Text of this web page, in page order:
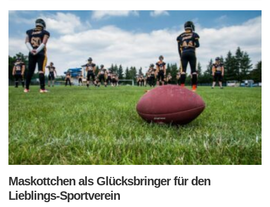
Maskottchen als Glücksbringer für den
Lieblings-Sportverein